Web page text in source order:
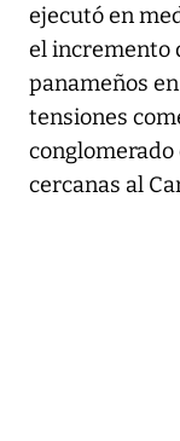
ejecutó en
el incremento
panameños
tensiones
cercanas al